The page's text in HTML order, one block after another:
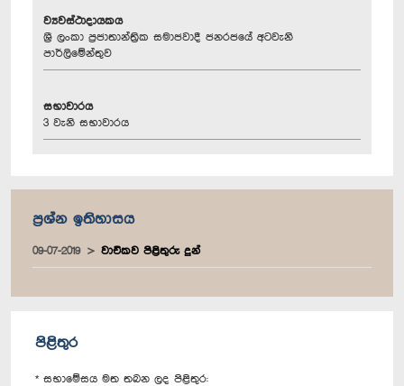
ව්‍යවස්ථාදායකය
ශ්‍රී ලංකා ප්‍රජාතාන්ත්‍රික සමාජවාදී ජනරජයේ අටවැනි
පාර්ලිමේන්තුව
සභාවාරය
3 වැනි සභාවාරය
ප්‍රශ්න ඉතිහාසය
09-07-2019 වාචිකව පිළිතුරු දුන්
පිළිතුර
* සභාමේසය මත තබන ලද පිළිතුර: